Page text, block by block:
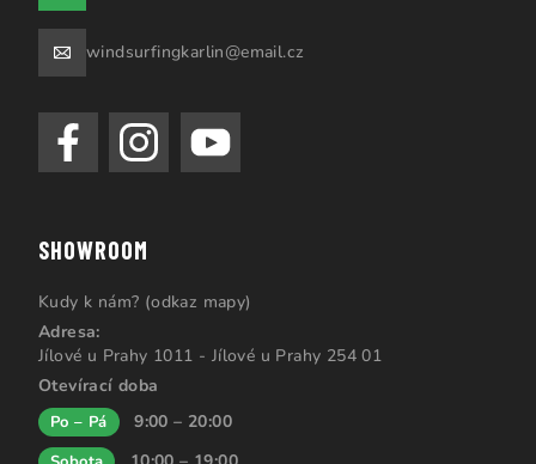
windsurfingkarlin@email.cz
SHOWROOM
Kudy k nám? (odkaz mapy)
Adresa:
Jílové u Prahy 1011 - Jílové u Prahy 254 01
Otevírací doba
Po – Pá 9:00 – 20:00